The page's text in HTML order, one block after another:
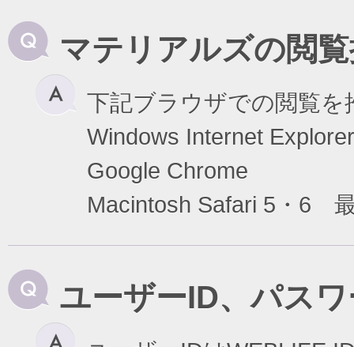
マテリアルズの閲
下記ブラウザでの閲覧を
Windows Internet
Google Chrome
Macintosh Safari 5・6
ユーザーID、パス